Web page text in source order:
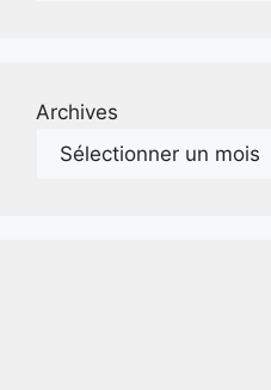
Archives